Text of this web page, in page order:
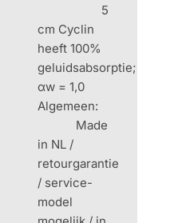
5
cm Cyclin
heeft 100%
geluidsabsorptie;
αw = 1,0
Algemeen:
Made
in NL /
retourgarantie
/ service-
model